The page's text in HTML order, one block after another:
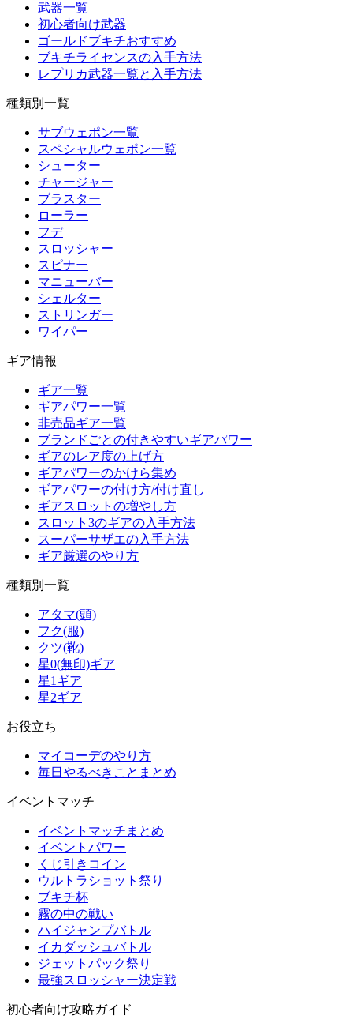
武器一覧
初心者向け武器
ゴールドブキチおすすめ
ブキチライセンスの入手方法
レプリカ武器一覧と入手方法
種類別一覧
サブウェポン一覧
スペシャルウェポン一覧
シューター
チャージャー
ブラスター
ローラー
フデ
スロッシャー
スピナー
マニューバー
シェルター
ストリンガー
ワイパー
ギア情報
ギア一覧
ギアパワー一覧
非売品ギア一覧
ブランドごとの付きやすいギアパワー
ギアのレア度の上げ方
ギアパワーのかけら集め
ギアパワーの付け方/付け直し
ギアスロットの増やし方
スロット3のギアの入手方法
スーパーサザエの入手方法
ギア厳選のやり方
種類別一覧
アタマ(頭)
フク(服)
クツ(靴)
星0(無印)ギア
星1ギア
星2ギア
お役立ち
マイコーデのやり方
毎日やるべきことまとめ
イベントマッチ
イベントマッチまとめ
イベントパワー
くじ引きコイン
ウルトラショット祭り
ブキチ杯
霧の中の戦い
ハイジャンプバトル
イカダッシュバトル
ジェットパック祭り
最強スロッシャー決定戦
初心者向け攻略ガイド